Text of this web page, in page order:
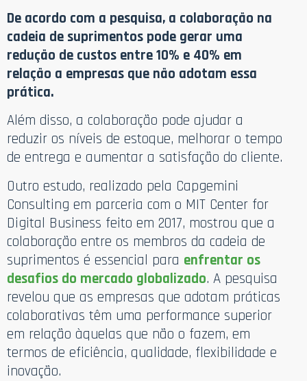
De acordo com a pesquisa, a colaboração na
cadeia de suprimentos pode gerar uma
redução de custos entre 10% e 40% em
relação a empresas que não adotam essa
prática.
Além disso, a colaboração pode ajudar a
reduzir os níveis de estoque, melhorar o tempo
de entrega e aumentar a satisfação do cliente.
Outro estudo, realizado pela Capgemini
Consulting em parceria com o MIT Center for
Digital Business feito em 2017, mostrou que a
colaboração entre os membros da cadeia de
suprimentos é essencial para enfrentar os
desafios do mercado globalizado. A pesquisa
revelou que as empresas que adotam práticas
colaborativas têm uma performance superior
em relação àquelas que não o fazem, em
termos de eficiência, qualidade, flexibilidade e
inovação.